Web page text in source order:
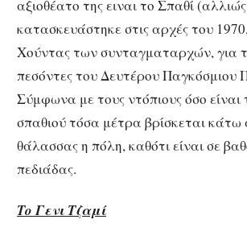
αξιοθέατο της ειναι το Σπαθί
κατασκευάστηκε στις αρχές του
Χούντας των συνταγματαρχών, για
πεσόντες του Δευτέρου Παγκόσμιου
Σύμφωνα με τους ντόπιους όσο είναι
σπαθιού τόσα μέτρα βρίσκεται κάτω
θάλασσας η πόλη, καθότι είναι σε
πεδιάδας.
Το Γενι Τζαμί